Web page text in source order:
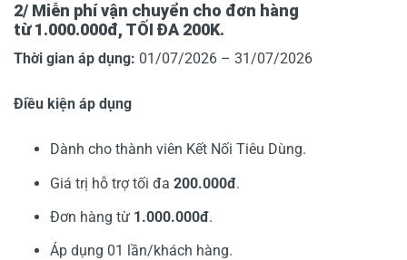
2/ Miễn phí vận chuyển cho đơn hàng
từ 1.000.000đ, TỐI ĐA 200K.
Thời gian áp dụng: 01/07/2026 – 31/07/2026
Điều kiện áp dụng
Dành cho thành viên Kết Nối Tiêu Dùng.
Giá trị hỗ trợ tối đa 200.000đ.
Đơn hàng từ 1.000.000đ.
Áp dụng 01 lần/khách hàng.